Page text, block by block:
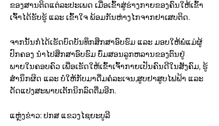
ຂອງສານຕິດແຕ່ລະປະເພດ ເມື່ອເຂົ້າສູ່ຮ່າງກາຍຂອງຄົນໃຫ້ເຂົ້າ
ເຈົ້າໄດ້ຮັບຮູ້ ແລະ ເຂົ້າໃຈ ພ້ອມກັນຫ່າງໄກຈາກຢາເສບຕິດ.
ຈາກນັ້ນກໍ່ໄດ້ເຮັດບົດບັນທຶກສຶກສາອົບຮົມ ແລະ ມອບໃຫ້ພໍ່ແມ່ຜູ້
ປົກຄອງ ນໍາໄປສຶກສາອົບຮົມ ບົ່ມສອນລູກຫລານຂອງຕົນຢູ່
ພາຍໃນຄອບຄົວ ເພື່ອເຮັດໃຫ້ເຂົ້າເຈົ້າກາຍເປັນຄົນດີໃນສັງຄົມ, ຮູ້
ສໍານຶກຜິດ ແລະ ບໍ່ໃຫ້ກັບມາດື່ມຄໍລະເຈນ,ສູບຢາສູບໄຟຟ້າ ແລະ
ດັດແປງສະພາບເຕັກນິກລົດຕື່ມອີກ.
ແຫຼ່ງຂ່າວ: ປກສ ແຂວງໄຊຍະບູລີ